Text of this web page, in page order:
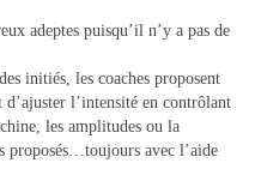
adeptes puisqu’il n’y a pas de
initiés, les coaches proposent
l’intensité en contrôlant
les amplitudes ou la
proposés…toujours avec l’aide